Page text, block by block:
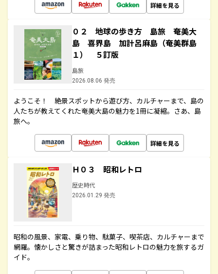
詳細を見る
０２ 地球の歩き方 島旅 奄美大
島 喜界島 加計呂麻島（奄美群島
１） ５訂版
島旅
2026.08.06 発売
ようこそ！ 絶景スポットから遊び方、カルチャーまで、島の
人たちが教えてくれた奄美大島の魅力を1冊に凝縮。さあ、島
旅へ。
詳細を見る
Ｈ０３ 昭和レトロ
歴史時代
2026.01.29 発売
昭和の風景、家電、乗り物、駄菓子、喫茶店、カルチャーまで
網羅。懐かしさと驚きが詰まった昭和レトロの魅力を旅するガ
イド。